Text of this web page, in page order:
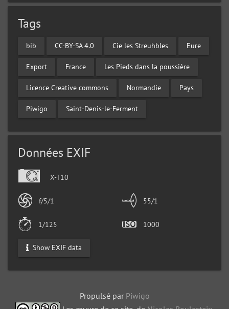
Tags
bib CC-BY-SA 4.0 Cie les Streuhbles Eure
Export France Les Pieds dans la poussière
Licence Creative commons Normandie Pays
Piwigo Saint-Denis-le-Ferment
Données EXIF
X-T10
f/5/1 55/1
1/125 1000
Show EXIF data
Propulsé par Piwigo